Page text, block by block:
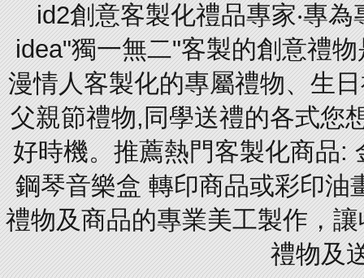
id2創意客製化禮品專家‧專
idea"獨一無二"客製的創意禮
漫情人客製化的專屬禮物、生
父親節禮物,同學送禮的各式您
好時機。推薦熱門客製化商品:
鋼琴音樂盒 轉印商品或彩印油
禮物及商品的專業美工製作，
禮物及